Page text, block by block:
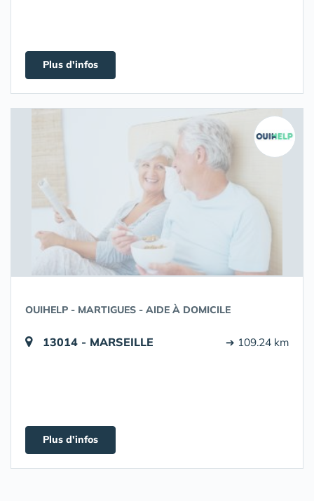
Plus d'infos
OUIHELP - MARTIGUES - AIDE À DOMICILE
13014 - MARSEILLE ➔ 109.24 km
Plus d'infos